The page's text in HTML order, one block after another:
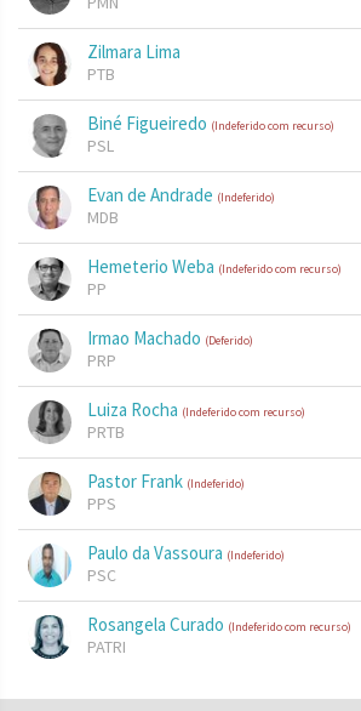
Zilmara Lima
PTB
Biné Figueiredo (Indeferido com recurso)
PSL
Evan de Andrade (Indeferido)
MDB
Hemeterio Weba (Indeferido com recurso)
PP
Irmao Machado (Deferido)
PRP
Luiza Rocha (Indeferido com recurso)
PRTB
Pastor Frank (Indeferido)
PPS
Paulo da Vassoura (Indeferido)
PSC
Rosangela Curado (Indeferido com recurso)
PATRI